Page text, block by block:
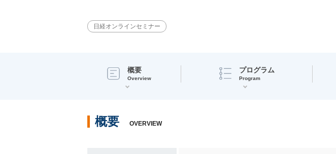
日経オンラインセミナー
概要
Overview
プログラム
Program
概要 OVERVIEW